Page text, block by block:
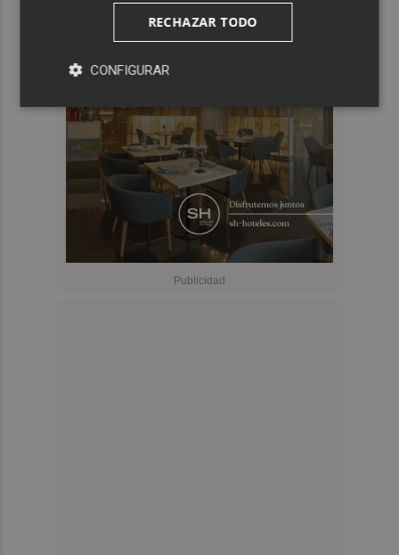
RECHAZAR TODO
CONFIGURAR